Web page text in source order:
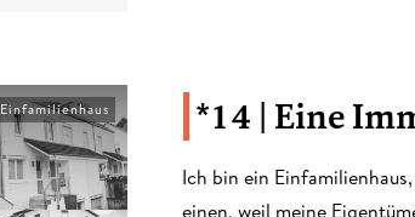
Einfamilienhaus *14 | Eine
​Ich bin ein
einen, weil meine